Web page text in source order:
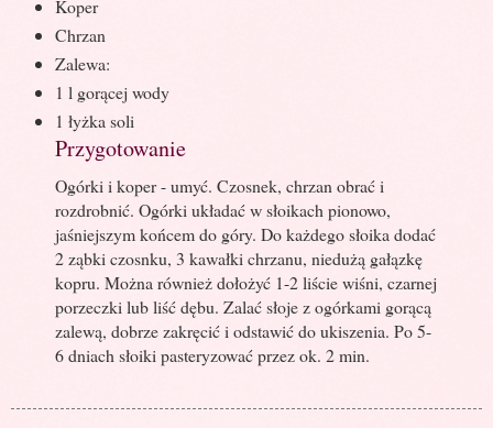
Koper
Chrzan
Zalewa:
1 l gorącej wody
1 łyżka soli
Przygotowanie
Ogórki i koper - umyć. Czosnek, chrzan obrać i
rozdrobnić. Ogórki układać w słoikach pionowo,
jaśniejszym końcem do góry. Do każdego słoika dodać
2 ząbki czosnku, 3 kawałki chrzanu, niedużą gałązkę
kopru. Można również dołożyć 1-2 liście wiśni, czarnej
porzeczki lub liść dębu. Zalać słoje z ogórkami gorącą
zalewą, dobrze zakręcić i odstawić do ukiszenia. Po 5-
6 dniach słoiki pasteryzować przez ok. 2 min.